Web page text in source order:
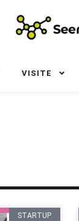
VISITE
STARTUP